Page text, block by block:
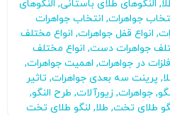
, النگوهای طلای باستانی, النگوهای
جواهرات, انتخاب جواهرات
, انواع قفل جواهرات, انواع مختلف
جواهرات دست, انواع مختلف
در جواهرات, اهمیت جواهرات,
, پرینت سه بعدی جواهرات, تاثیر
, جواهرات, زیورآلات, طرح النگو,
طلای تخت, طلا, لنگو طلای تخت